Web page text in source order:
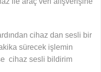
cihaz dan sesli bir
sürecek işlemin
cihaz sesli bildirim